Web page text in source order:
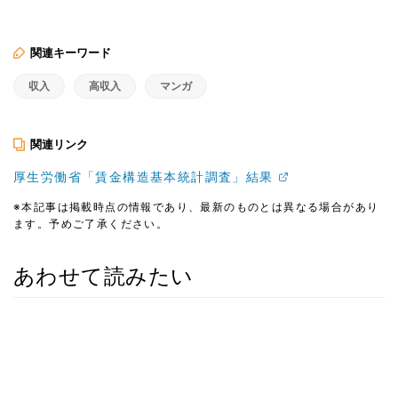
関連キーワード
収入 高収入 マンガ
関連リンク
厚生労働省「賃金構造基本統計調査」結果
※本記事は掲載時点の情報であり、最新のものとは異なる場合があり
ます。予めご了承ください。
あわせて読みたい